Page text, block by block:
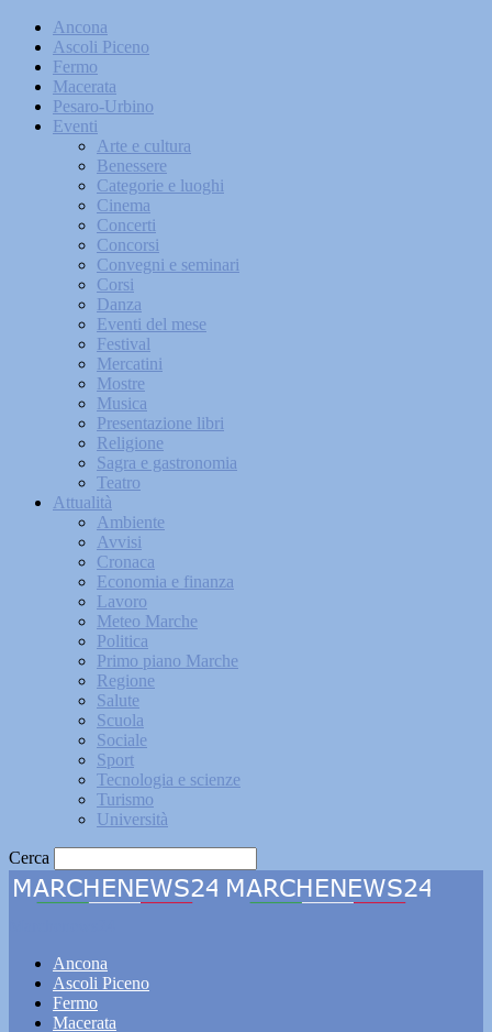
Ancona
Ascoli Piceno
Fermo
Macerata
Pesaro-Urbino
Eventi
Arte e cultura
Benessere
Categorie e luoghi
Cinema
Concerti
Concorsi
Convegni e seminari
Corsi
Danza
Eventi del mese
Festival
Mercatini
Mostre
Musica
Presentazione libri
Religione
Sagra e gastronomia
Teatro
Attualità
Ambiente
Avvisi
Cronaca
Economia e finanza
Lavoro
Meteo Marche
Politica
Primo piano Marche
Regione
Salute
Scuola
Sociale
Sport
Tecnologia e scienze
Turismo
Università
Cerca
Ancona
Ascoli Piceno
Fermo
Macerata